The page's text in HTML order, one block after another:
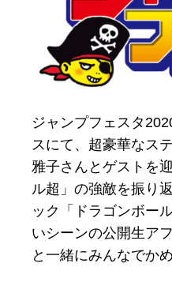
ジャンプフェスタ
スにて、超豪華なス
雅子さんとゲストを
ル超」の強敵を振り
ック「ドラゴンボー
いシーンの公開生ア
と一緒にみんなでか